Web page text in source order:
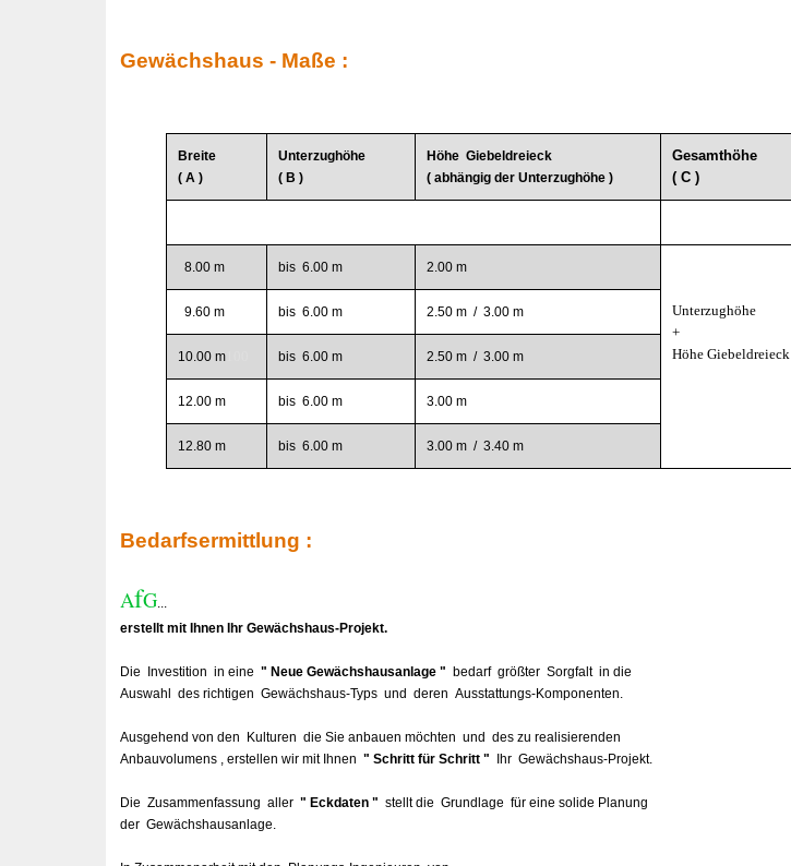
Gewächshaus - Maße :
Breite
( A )
Unterzughöhe
( B )
Höhe Giebeldreieck
( abhängig der Unterzughöhe )
Gesamthöhe
( C )
8.00 m bis 6.00 m 2.00 m
Unterzughöhe
+
Höhe Giebeldreieck
9.60 m bis 6.00 m 2.50 m / 3.00 m
10.00 m100 bis 6.00 m 2.50 m / 3.00 m
12.00 m bis 6.00 m 3.00 m
12.80 m bis 6.00 m 3.00 m / 3.40 m
Bedarfsermittlung :
AfG...
erstellt mit Ihnen Ihr Gewächshaus-Projekt.
Die Investition in eine" Neue Gewächshausanlage " bedarf größter Sorgfalt in die
Auswahl des richtigen Gewächshaus-Typs und deren Ausstattungs-Komponenten.
Ausgehend von den Kulturen die Sie anbauen möchten und des zu realisierenden
Anbauvolumens , erstellen wir mit Ihnen" Schritt für Schritt " Ihr Gewächshaus-Projekt.
Die Zusammenfassung aller" Eckdaten " stellt die Grundlage für eine solide Planung
der Gewächshausanlage.